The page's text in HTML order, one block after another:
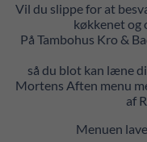
Vil du slippe for at
køkkenet og
På Tambohus Kro &
så du blot kan læne
Mortens Aften menu
af
Menuen